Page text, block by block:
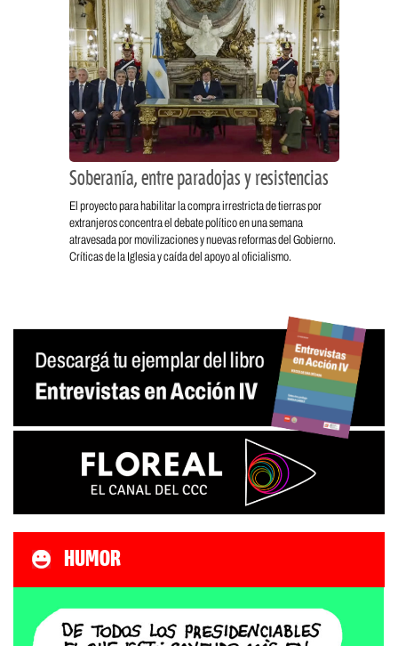
Soberanía, entre paradojas y resistencias
El proyecto para habilitar la compra irrestricta de tierras por
extranjeros concentra el debate político en una semana
atravesada por movilizaciones y nuevas reformas del Gobierno.
Críticas de la Iglesia y caída del apoyo al oficialismo.
HUMOR